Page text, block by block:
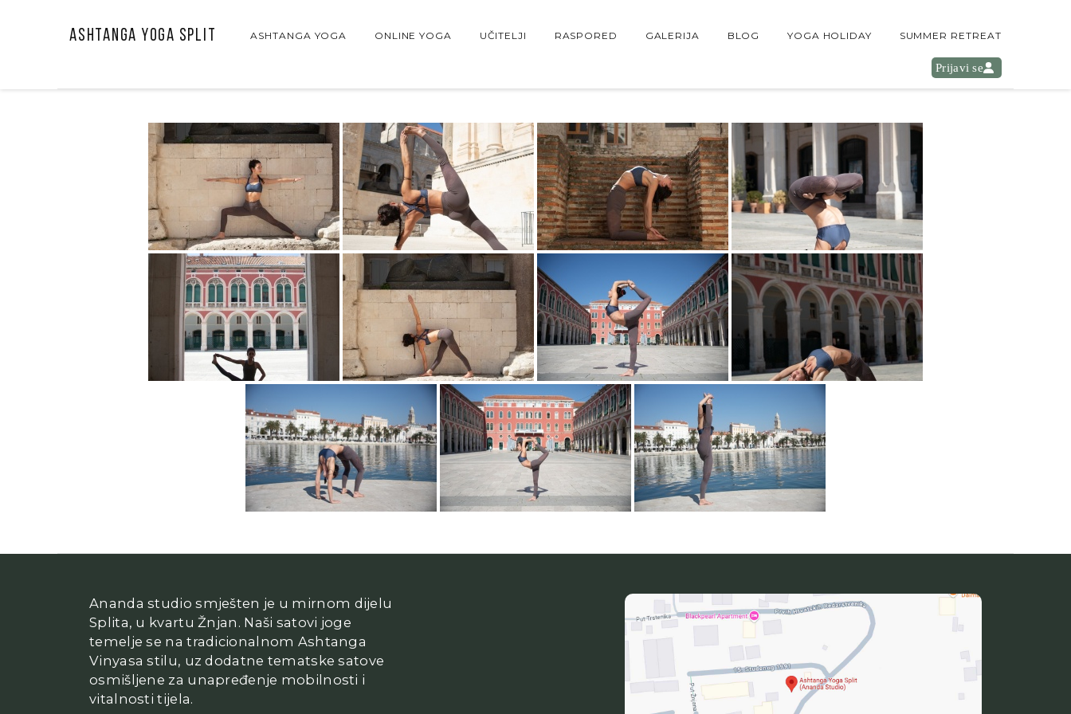
Ashtanga Yoga Split ASHTANGA YOGA ONLINE YOGA UČITELJI RASPORED GALERIJA BLOG YOGA HOLIDAY SUMMER RETREAT
Prijavi se
Ananda studio smješten je u mirnom dijelu
Splita, u kvartu Žnjan. Naši satovi joge
temelje se na tradicionalnom Ashtanga
Vinyasa stilu, uz dodatne tematske satove
osmišljene za unapređenje mobilnosti i
vitalnosti tijela.